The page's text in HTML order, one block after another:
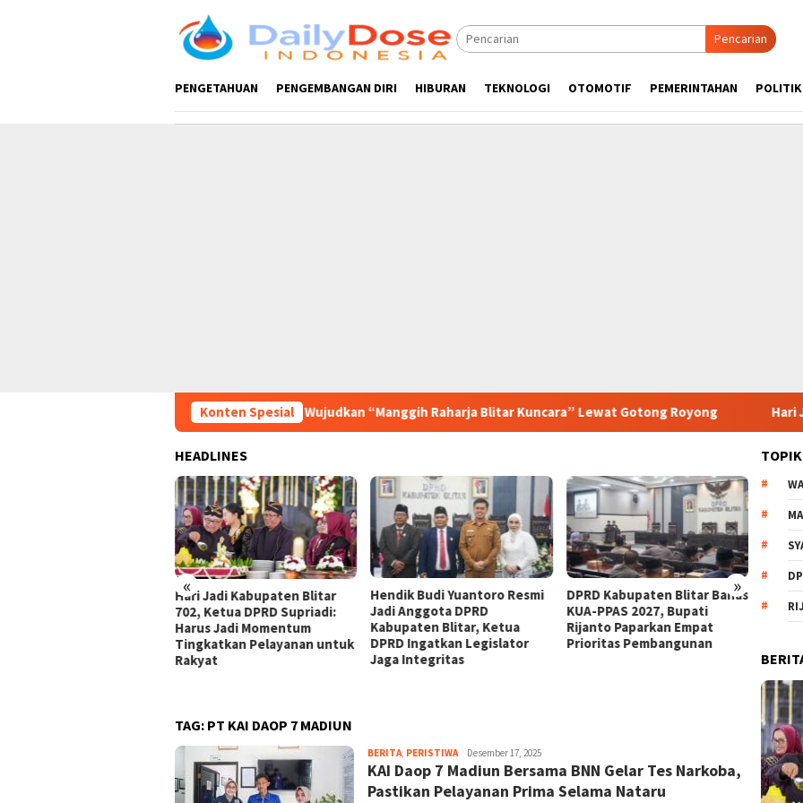
Pencarian
PENGETAHUAN PENGEMBANGAN DIRI HIBURAN TEKNOLOGI OTOMOTIF PEMERINTAHAN POLITIK
Konten Spesial
ke-702, Bupati Rijanto Ajak Wujudkan “Manggih Raharja Blitar Kuncara” Lewat Gotong Royong Hari Jadi Kabupaten
HEADLINES
« »
Hendik Budi Yuantoro Resmi
Jadi Anggota DPRD
Kabupaten Blitar, Ketua
DPRD Ingatkan Legislator
Jaga Integritas
DPRD Kabupaten Blitar Bahas
KUA-PPAS 2027, Bupati
Rijanto Paparkan Empat
Prioritas Pembangunan
Setujui Ranperda
Pertanggungjawaban
Pelaksanaan APBD 2025,
Banggar DPRD Beri 11
Blitar
TAG: PT KAI DAOP 7 MADIUN
BERITA, PERISTIWADani
Elang
Desember 17, 2025
KAI Daop 7 Madiun Bersama BNN Gelar Tes Narkoba,
Pastikan Pelayanan Prima Selama Nataru